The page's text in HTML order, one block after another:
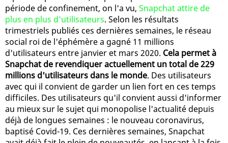
période de confinement, on l'a vu, Snapchat attire de
plus en plus d'utilisateurs. Selon les résultats
trimestriels publiés ces dernières semaines, le réseau
social roi de l'éphémère a gagné 11 millions
d'utilisateurs entre janvier et mars 2020. Cela permet à
Snapchat de revendiquer actuellement un total de 229
millions d'utilisateurs dans le monde. Des utilisateurs
avec qui il convient de garder un lien fort en ces temps
difficiles. Des utilisateurs qu'il convient aussi d'informer
au mieux sur le sujet qui monopolise l'actualité depuis
déjà de longues semaines : le nouveau coronavirus,
baptisé Covid-19. Ces dernières semaines, Snapchat